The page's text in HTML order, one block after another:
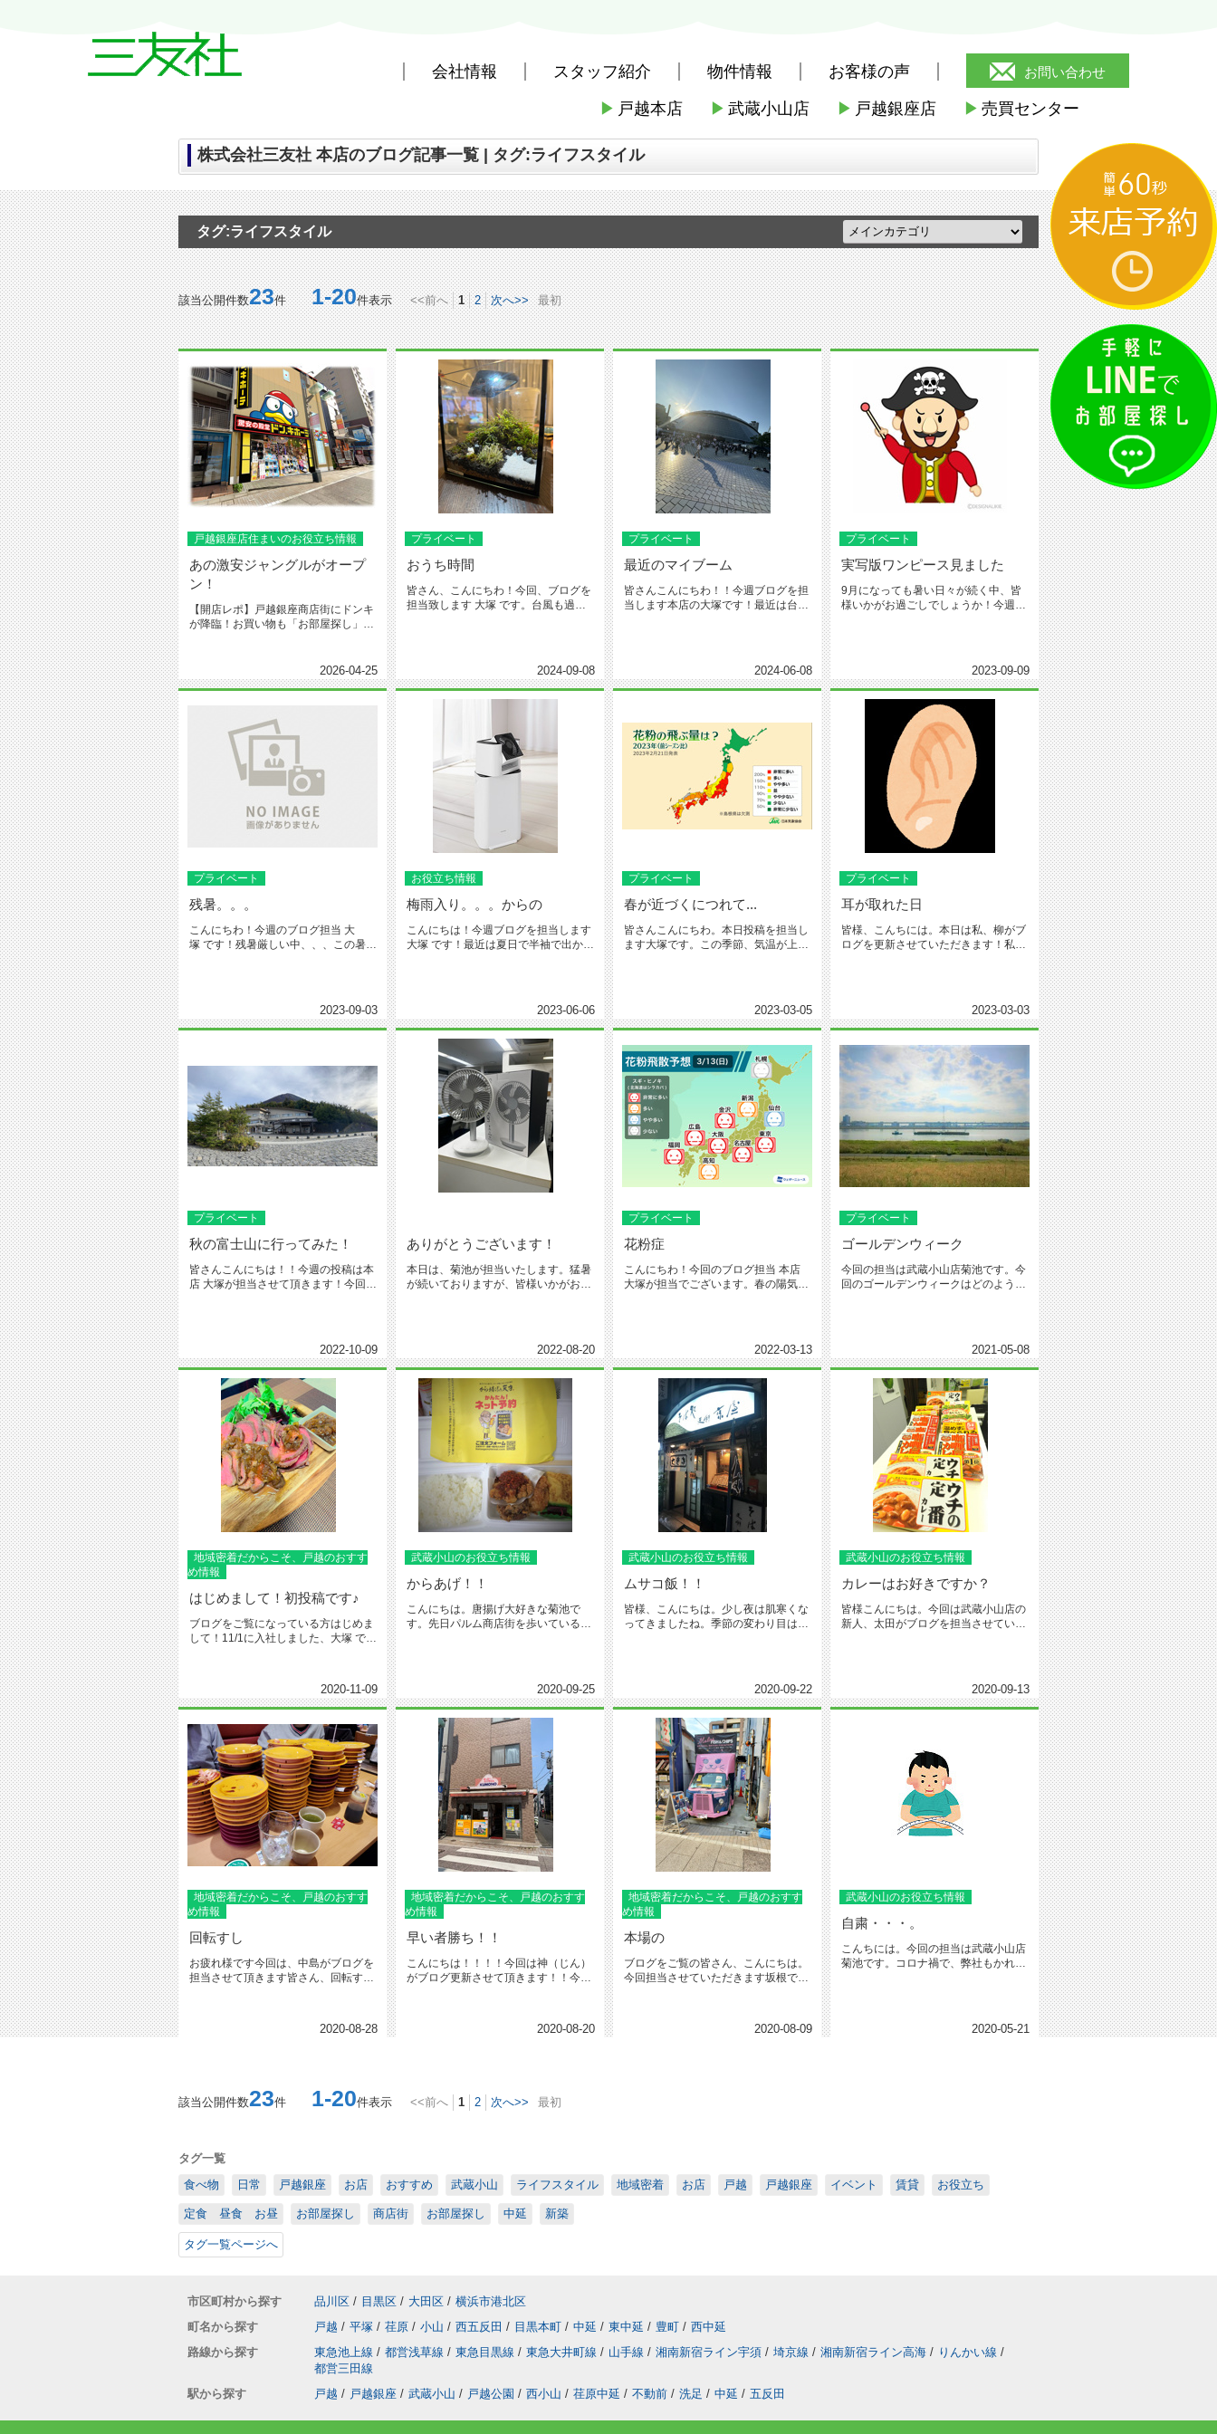
会社情報 スタッフ紹介 物件情報 お客様の声 お問い合わせ
▶ 戸越本店 ▶ 武蔵小山店 ▶ 戸越銀座店 ▶ 売買センター
株式会社三友社 本店のブログ記事一覧 | タグ:ライフスタイル
株式会社三友社 本店のブログ記事一覧 | タグ:ライフスタイル
タグ:ライフスタイル
該当公開件数23件1-20件表示 <<前へ 1 2 次へ>> 最初
戸越銀座店住まいのお役立ち情報
あの激安ジャングルがオープ
ン！
【開店レポ】戸越銀座商店街にドンキ
が降臨！お買い物も「お部屋探し」も
2026-04-25
プライベート
おうち時間
皆さん、こんにちわ！今回、ブログを
担当致します 大塚 です。台風も過ぎ
2024-09-08
プライベート
最近のマイブーム
皆さんこんにちわ！！今週ブログを担
当します本店の大塚です！最近は台風
2024-06-08
プライベート
実写版ワンピース見ました
9月になっても暑い日々が続く中、皆
様いかがお過ごしでしょうか！今週は
2023-09-09
プライベート
残暑。。。
こんにちわ！今週のブログ担当 大
塚 です！残暑厳しい中、、、この暑さ
2023-09-03
お役立ち情報
梅雨入り。。。からの
こんにちは！今週ブログを担当します
大塚 です！最近は夏日で半袖で出かけ
2023-06-06
プライベート
春が近づくにつれて...
皆さんこんにちわ。本日投稿を担当し
ます大塚です。この季節、気温が上が
2023-03-05
プライベート
耳が取れた日
皆様、こんちには。本日は私、柳がブ
ログを更新させていただきます！私事
2023-03-03
プライベート
秋の富士山に行ってみた！
皆さんこんにちは！！今週の投稿は本
店 大塚が担当させて頂きます！今回は
2022-10-09
ありがとうございます！
本日は、菊池が担当いたします。猛暑
が続いておりますが、皆様いかがお過
2022-08-20
プライベート
花粉症
こんにちわ！今回のブログ担当 本店
大塚が担当でございます。春の陽気に
2022-03-13
プライベート
ゴールデンウィーク
今回の担当は武蔵小山店菊池です。今
回のゴールデンウィークはどのよう
2021-05-08
地域密着だからこそ、戸越のおすす
め情報
はじめまして！初投稿です♪
ブログをご覧になっている方はじめま
して！11/1に入社しました、大塚 です
2020-11-09
武蔵小山のお役立ち情報
からあげ！！
こんにちは。唐揚げ大好きな菊池で
す。先日パルム商店街を歩いている
2020-09-25
武蔵小山のお役立ち情報
ムサコ飯！！
皆様、こんにちは。少し夜は肌寒くな
ってきましたね。季節の変わり目は体
2020-09-22
武蔵小山のお役立ち情報
カレーはお好きですか？
皆様こんにちは。今回は武蔵小山店の
新人、太田がブログを担当させていた
2020-09-13
地域密着だからこそ、戸越のおすす
め情報
回転すし
お疲れ様です今回は、中島がブログを
担当させて頂きます皆さん、回転すし
2020-08-28
地域密着だからこそ、戸越のおすす
め情報
早い者勝ち！！
こんにちは！！！！今回は神（じん）
がブログ更新させて頂きます！！今回
2020-08-20
地域密着だからこそ、戸越のおすす
め情報
本場の
ブログをご覧の皆さん、こんにちは。
今回担当させていただきます坂根で
2020-08-09
武蔵小山のお役立ち情報
自粛・・・。
こんちには。今回の担当は武蔵小山店
菊池です。コロナ禍で、弊社もかれこ
2020-05-21
該当公開件数23件 1-20件表示 <<前へ 1 2 次へ>> 最初
タグ一覧
食べ物
日常 戸越銀座 お店 おすすめ 武蔵小山 ライフスタイル 地域密着 お店 戸越 戸越銀座 イベント 賃貸 お役立ち
定食 昼食 お昼 お部屋探し 商店街 お部屋探し 中延 新築
タグ一覧ページへ
市区町村から探す 品川区 / 目黒区 / 大田区 / 横浜市港北区
町名から探す
戸越 / 平塚 / 荏原 / 小山 / 西五反田 / 目黒本町 / 中延 / 東中延 / 豊町 / 西中延
路線から探す
東急池上線 / 都営浅草線 / 東急目黒線 / 東急大井町線 / 山手線 / 湘南新宿ライン宇須 / 埼京線 / 湘南新宿ライン高海 / りんかい線 /
都営三田線
駅から探す
戸越 / 戸越銀座 / 武蔵小山 / 戸越公園 / 西小山 / 荏原中延 / 不動前 / 洗足 / 中延 / 五反田